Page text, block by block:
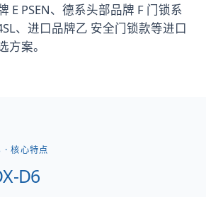
E PSEN、德系头部品牌 F 门锁系
、进口品牌乙 安全门锁款等进口
方案。
· 核心特点
D6